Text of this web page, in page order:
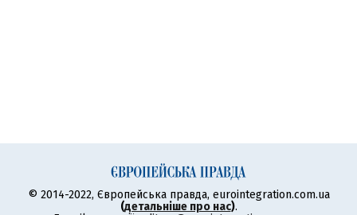
© 2014-2022, Європейська правда, eurointegration.com.ua
(детальніше про нас).